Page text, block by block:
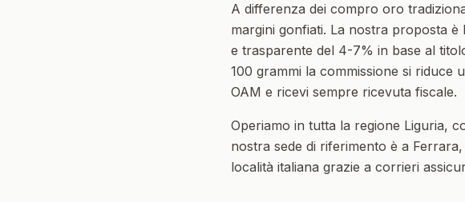
A differenza dei compro oro
margini gonfiati. La nostra proposta
e trasparente del 4-7% in base al
100 grammi la commissione si riduce
OAM e ricevi sempre ricevuta fiscale.
Operiamo in tutta la regione Liguria,
nostra sede di riferimento è a
località italiana grazie a corrieri